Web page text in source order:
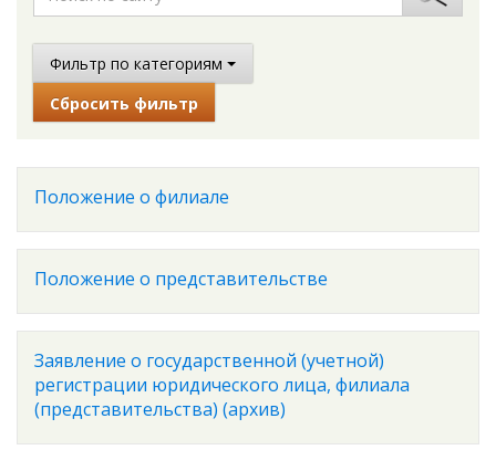
Фильтр по категориям
Сбросить фильтр
Положение о филиале
Положение о представительстве
Заявление о государственной (учетной)
регистрации юридического лица, филиала
(представительства) (архив)